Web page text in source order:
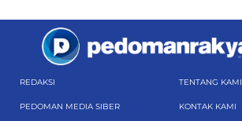
REDAKSI TENTANG KAMI
PEDOMAN MEDIA SIBER KONTAK KAMI